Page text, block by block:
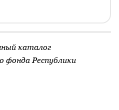
каталог
фонда Республики